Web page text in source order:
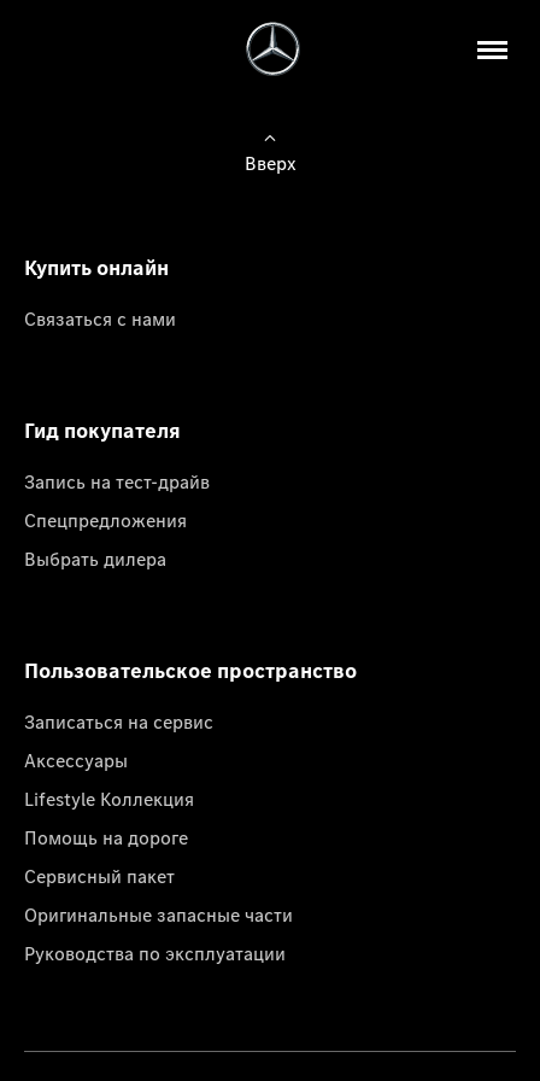
Вверх
Купить онлайн
Связаться с нами
Гид покупателя
Запись на тест-драйв
Спецпредложения
Выбрать дилера
Пользовательское пространство
Записаться на сервис
Аксессуары
Lifestyle Коллекция
Помощь на дороге
Сервисный пакет
Оригинальные запасные части
Руководства по эксплуатации